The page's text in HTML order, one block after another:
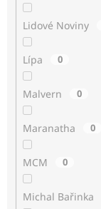
Lidové Noviny
Lípa 0
Malvern 0
Maranatha 0
MCM 0
Michal Bařinka